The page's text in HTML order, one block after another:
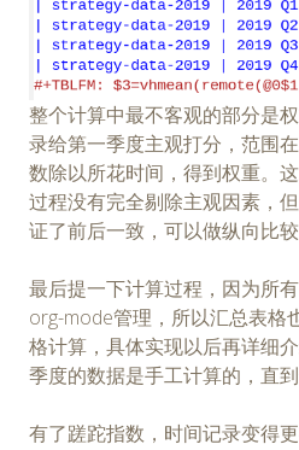
整个计算中最不客观的部分是
录给第一季度主观打分，范围
数除以所花时间，得到权重。
过程没有完全剔除主观因素，
证了前后一致，可以做纵向比较
最后提一下计算过程，因为所
org-mode管理，所以汇总表格
格计算，具体实现以后再详细
季度的数据是手工计算的，直
有了蹉跎指数，时间记录变得